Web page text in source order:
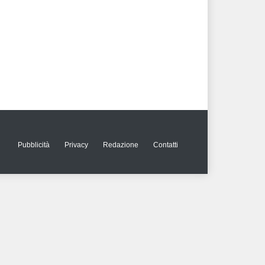
Pubblicità Privacy Redazione Contatti